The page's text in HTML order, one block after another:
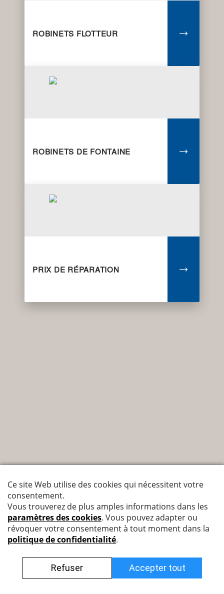
ROBINETS FLOTTEUR
ROBINETS DE FONTAINE
PRIX DE RÉPARATION
Nyffenegger Armaturen AG
Leutschenbachstrasse 38